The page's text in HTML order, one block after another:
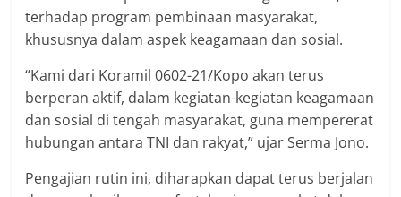
terhadap program pembinaan masyarakat,
khususnya dalam aspek keagamaan dan sosial.
“Kami dari Koramil 0602-21/Kopo akan terus
berperan aktif, dalam kegiatan-kegiatan keagamaan
dan sosial di tengah masyarakat, guna mempererat
hubungan antara TNI dan rakyat,” ujar Serma Jono.
Pengajian rutin ini, diharapkan dapat terus berjalan